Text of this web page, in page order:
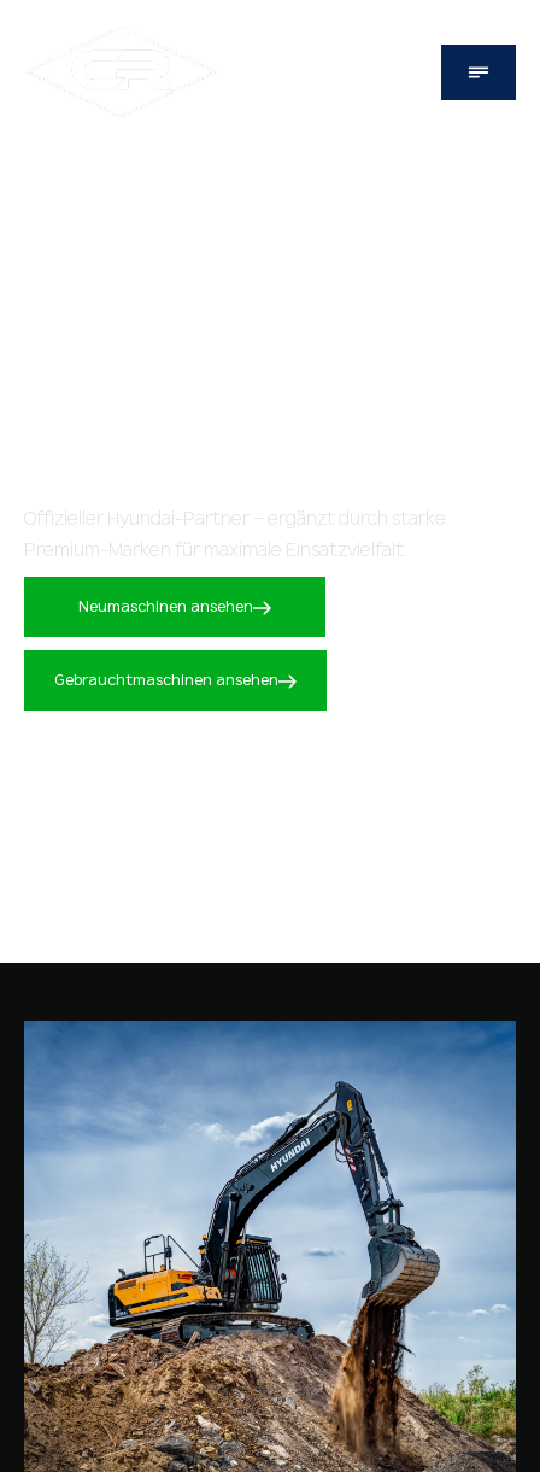
Offizieller Hyundai-Partner – ergänzt durch starke
Premium-Marken für maximale Einsatzvielfalt.
Neumaschinen ansehen
Gebrauchtmaschinen ansehen